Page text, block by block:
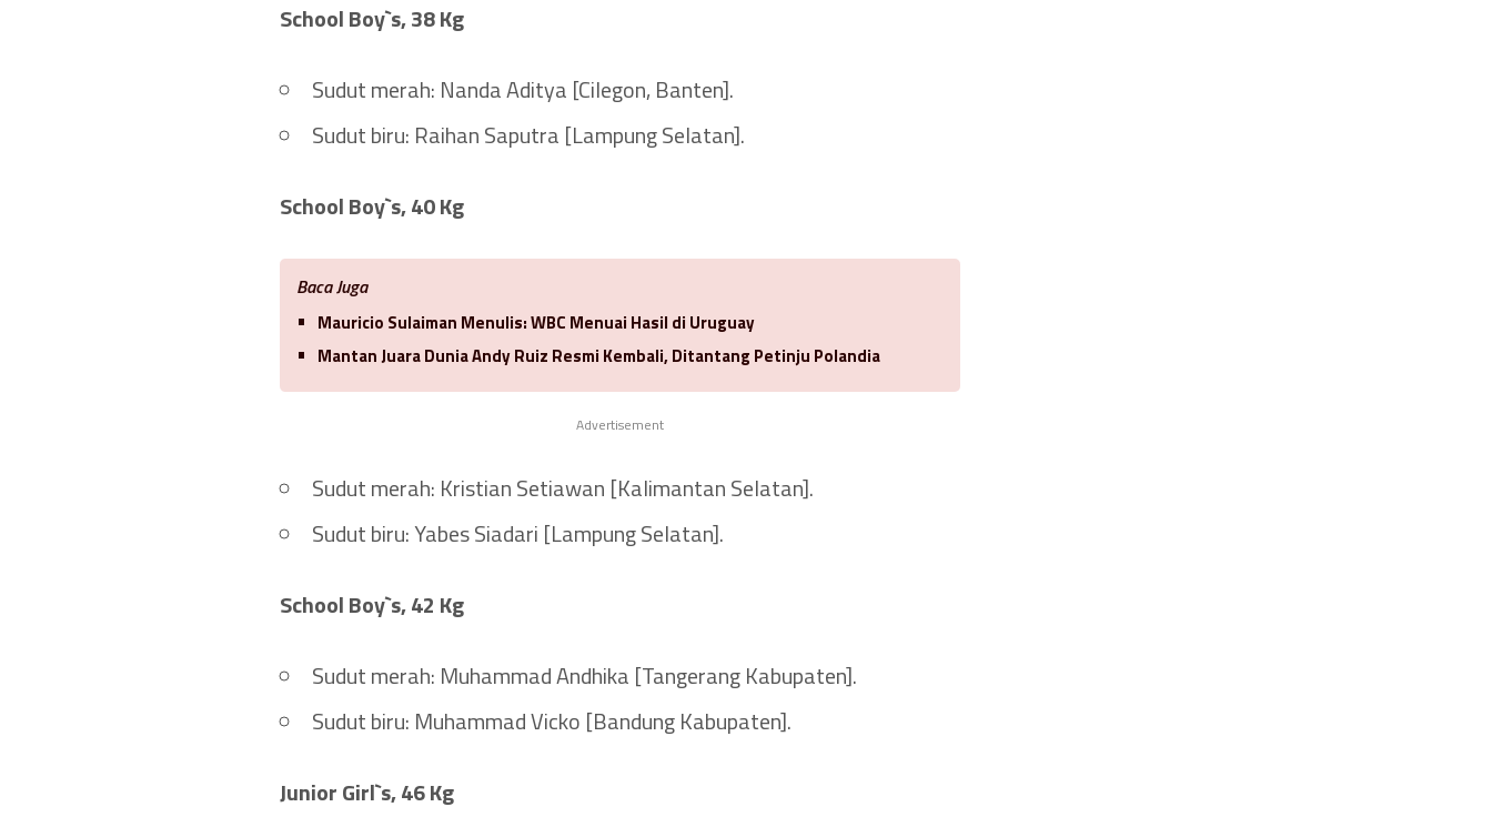
School Boy`s, 38 Kg
Sudut merah: Nanda Aditya [Cilegon, Banten].
Sudut biru: Raihan Saputra [Lampung Selatan].
School Boy`s, 40 Kg
Baca Juga
Mauricio Sulaiman Menulis: WBC Menuai Hasil di Uruguay
Mantan Juara Dunia Andy Ruiz Resmi Kembali, Ditantang Petinju Polandia
Advertisement
Sudut merah: Kristian Setiawan [Kalimantan Selatan].
Sudut biru: Yabes Siadari [Lampung Selatan].
School Boy`s, 42 Kg
Sudut merah: Muhammad Andhika [Tangerang Kabupaten].
Sudut biru: Muhammad Vicko [Bandung Kabupaten].
Junior Girl`s, 46 Kg